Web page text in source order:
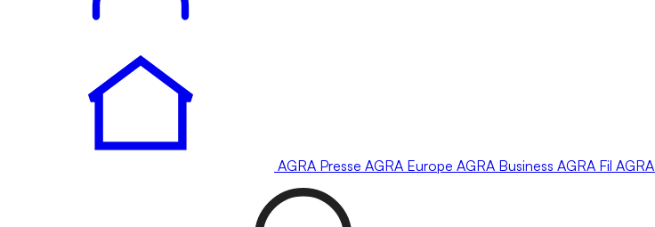
AGRA Presse AGRA Europe AGRA Business AGRA Fil AGRA